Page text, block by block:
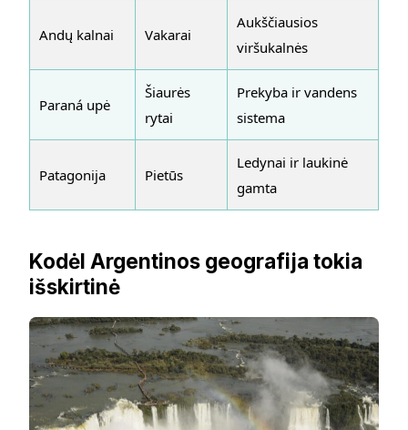
Andų kalnai Vakarai
Aukščiausios
viršukalnės
Paraná upė
Šiaurės
rytai
Prekyba ir vandens
sistema
Patagonija Pietūs
Ledynai ir laukinė
gamta
Kodėl Argentinos geografija tokia
išskirtinė